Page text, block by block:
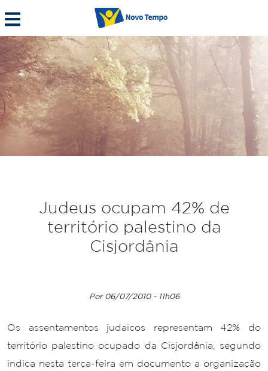
Judeus ocupam 42% de
território palestino da
Cisjordânia
Por 06/07/2010 - 11h06
Os assentamentos judaicos representam 42% do
território palestino ocupado da Cisjordânia, segundo
indica nesta terça-feira em documento a organização